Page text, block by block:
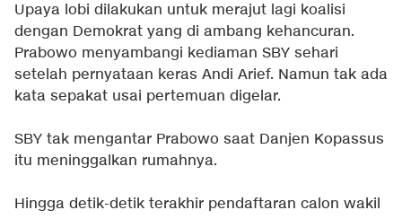
Upaya lobi dilakukan untuk merajut lagi koalisi
dengan Demokrat yang di ambang kehancuran.
Prabowo menyambangi kediaman SBY sehari
setelah pernyataan keras Andi Arief. Namun tak ada
kata sepakat usai pertemuan digelar.
SBY tak mengantar Prabowo saat Danjen Kopassus
itu meninggalkan rumahnya.
Hingga detik-detik terakhir pendaftaran calon wakil